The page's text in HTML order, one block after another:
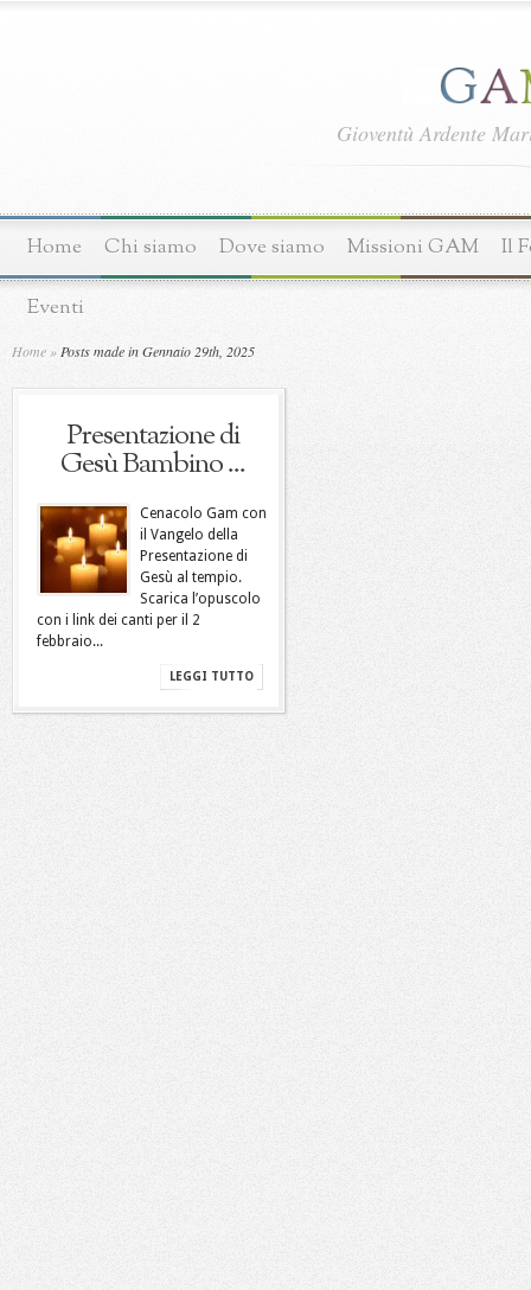
Gioventù Ardente
Home Chi siamo Dove siamo Missioni GAM Il
Eventi
Home » Posts made in Gennaio 29th, 2025
Presentazione di
Gesù Bambino ...
Cenacolo Gam con
il Vangelo della
Presentazione di
Gesù al tempio.
Scarica l’opuscolo
con i link dei canti per il 2
febbraio...
LEGGI TUTTO